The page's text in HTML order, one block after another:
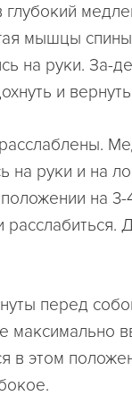
мышцы
на руки. За-
и
руки и на
положении на
перед
максимально
в этом